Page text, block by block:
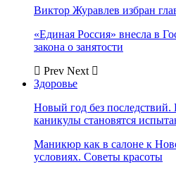
Виктор Журавлев избран
«Единая Россия» внесла в
закона о занятости
Prev Next
Здоровье
Новый год без
каникулы становятся
Маникюр как в салоне к
условиях. Советы красоты